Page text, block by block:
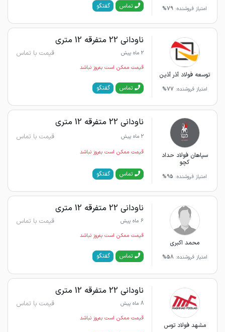
امتیاز فروشنده: 79% تماس گفتگو
توسعه فولاد آذر آذین
امتیاز فروشنده: 77%
ناودانی 22 متفرقه 12 متری
2 ماه پیش قیمت با تماس
قیمت ممکن است به‌روز نباشد
تماس گفتگو
سپاهان فولاد حداد
کچو
امتیاز فروشنده: 95%
ناودانی 22 متفرقه 12 متری
2 ماه پیش قیمت با تماس
قیمت ممکن است به‌روز نباشد
تماس گفتگو
محمد اکبری
امتیاز فروشنده: 58%
ناودانی 22 متفرقه 12 متری
6 ماه پیش قیمت با تماس
قیمت ممکن است به‌روز نباشد
تماس گفتگو
مشهد فولاد توس
ناودانی 22 متفرقه 12 متری
8 ماه پیش قیمت با تماس
قیمت ممکن است به‌روز نباشد